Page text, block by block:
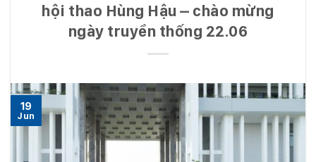
hội thao Hùng Hậu – chào mừng
ngày truyền thống 22.06
19
Jun